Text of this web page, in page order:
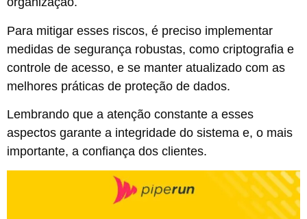
Para mitigar esses riscos, é preciso implementar
medidas de segurança robustas, como criptografia e
controle de acesso, e se manter atualizado com as
melhores práticas de proteção de dados.
Lembrando que a atenção constante a esses
aspectos garante a integridade do sistema e, o mais
importante, a confiança dos clientes.